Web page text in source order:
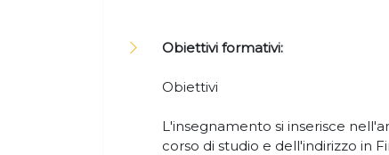
Obiettivi formativi:
Obiettivi
L'insegnamento si inserisce
corso di studio e dell'indirizzo in